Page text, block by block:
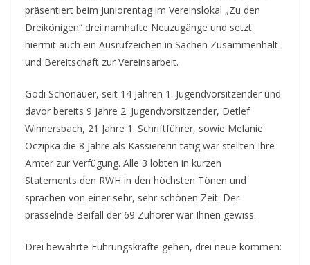
präsentiert beim Juniorentag im Vereinslokal „Zu den
Dreikönigen“ drei namhafte Neuzugänge und setzt
hiermit auch ein Ausrufzeichen in Sachen Zusammenhalt
und Bereitschaft zur Vereinsarbeit.
Godi Schönauer, seit 14 Jahren 1. Jugendvorsitzender und
davor bereits 9 Jahre 2. Jugendvorsitzender, Detlef
Winnersbach, 21 Jahre 1. Schriftführer, sowie Melanie
Oczipka die 8 Jahre als Kassiererin tätig war stellten Ihre
Ämter zur Verfügung. Alle 3 lobten in kurzen
Statements den RWH in den höchsten Tönen und
sprachen von einer sehr, sehr schönen Zeit. Der
prasselnde Beifall der 69 Zuhörer war Ihnen gewiss.
Drei bewährte Führungskräfte gehen, drei neue kommen: